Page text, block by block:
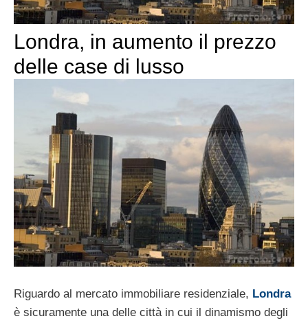
Londra, in aumento il prezzo
delle case di lusso
Riguardo al mercato immobiliare residenziale, Londra
è sicuramente una delle città in cui il dinamismo degli